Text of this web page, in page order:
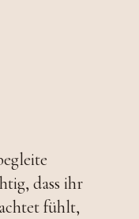
dass ihr
fühlt,